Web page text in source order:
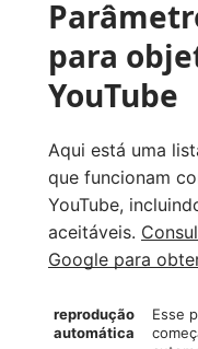
para
YouTube
Aqui está uma
que funcionam
YouTube,
aceitáveis.
Google para
reprodução
automática
Esse